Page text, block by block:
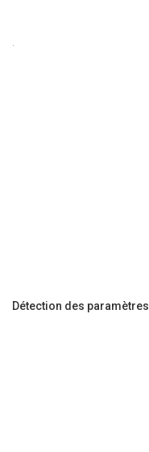
Détection des paramètres